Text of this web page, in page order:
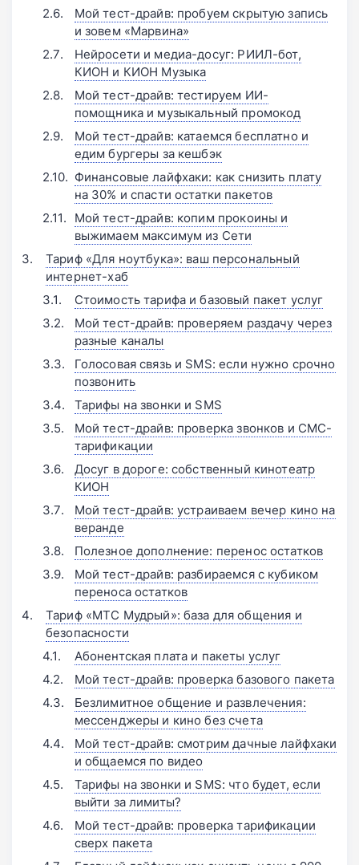
Мой тест-драйв: пробуем скрытую запись
и зовем «Марвина»
Нейросети и медиа-досуг: РИИЛ-бот,
КИОН и КИОН Музыка
Мой тест-драйв: тестируем ИИ-
помощника и музыкальный промокод
Мой тест-драйв: катаемся бесплатно и
едим бургеры за кешбэк
Финансовые лайфхаки: как снизить плату
на 30% и спасти остатки пакетов
Мой тест-драйв: копим прокоины и
выжимаем максимум из Сети
Тариф «Для ноутбука»: ваш персональный
интернет-хаб
Стоимость тарифа и базовый пакет услуг
Мой тест-драйв: проверяем раздачу через
разные каналы
Голосовая связь и SMS: если нужно срочно
позвонить
Тарифы на звонки и SMS
Мой тест-драйв: проверка звонков и СМС-
тарификации
Досуг в дороге: собственный кинотеатр
КИОН
Мой тест-драйв: устраиваем вечер кино на
веранде
Полезное дополнение: перенос остатков
Мой тест-драйв: разбираемся с кубиком
переноса остатков
Тариф «МТС Мудрый»: база для общения и
безопасности
Абонентская плата и пакеты услуг
Мой тест-драйв: проверка базового пакета
Безлимитное общение и развлечения:
мессенджеры и кино без счета
Мой тест-драйв: смотрим дачные лайфхаки
и общаемся по видео
Тарифы на звонки и SMS: что будет, если
выйти за лимиты?
Мой тест-драйв: проверка тарификации
сверх пакета